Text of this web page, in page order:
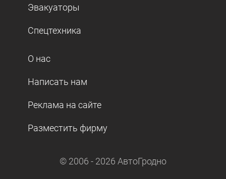
Эвакуаторы
Спецтехника
О нас
Написать нам
Реклама на сайте
Разместить фирму
© 2006 - 2026 АвтоГродно